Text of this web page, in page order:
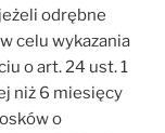
odrębne
celu wykazania
o art. 24 ust. 1
niż 6 miesięcy
o